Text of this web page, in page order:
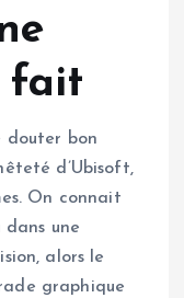
fait
douter bon
d’Ubisoft,
On connait
dans une
alors le
graphique